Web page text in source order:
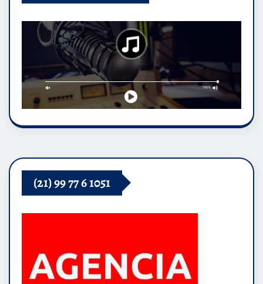
(21) 99 77 6 1051